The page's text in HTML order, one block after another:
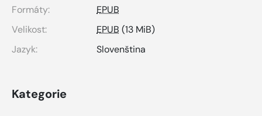
Formáty:
EPUB
Velikost:
EPUB (13 MiB)
Jazyk:
Slovenština
Kategorie